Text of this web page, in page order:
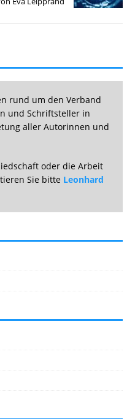
rund um den Verband
und Schriftsteller in
aller Autorinnen und
oder die Arbeit
Sie bitte Leonhard